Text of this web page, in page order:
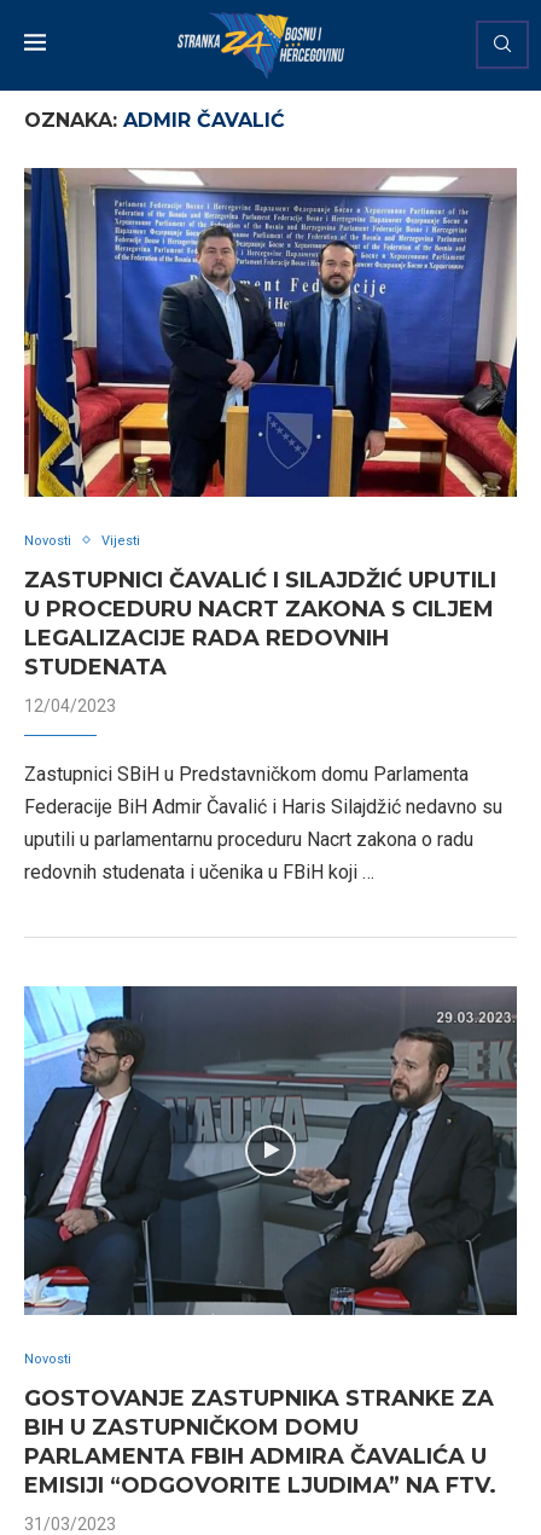
OZNAKA: ADMIR ČAVALIĆ
Novosti Vijesti
ZASTUPNICI ČAVALIĆ I SILAJDŽIĆ UPUTILI
U PROCEDURU NACRT ZAKONA S CILJEM
LEGALIZACIJE RADA REDOVNIH
STUDENATA
12/04/2023
Zastupnici SBiH u Predstavničkom domu Parlamenta
Federacije BiH Admir Čavalić i Haris Silajdžić nedavno su
uputili u parlamentarnu proceduru Nacrt zakona o radu
redovnih studenata i učenika u FBiH koji …
Novosti
GOSTOVANJE ZASTUPNIKA STRANKE ZA
BIH U ZASTUPNIČKOM DOMU
PARLAMENTA FBIH ADMIRA ČAVALIĆA U
EMISIJI “ODGOVORITE LJUDIMA” NA FTV.
31/03/2023